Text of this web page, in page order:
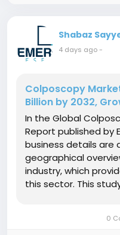
Shabaz
4 days ago-
Colposcopy Market
Billion by 2032,
In the Global
Report published by
business details are
geographical
industry, which
this sector. This
as crucial
0